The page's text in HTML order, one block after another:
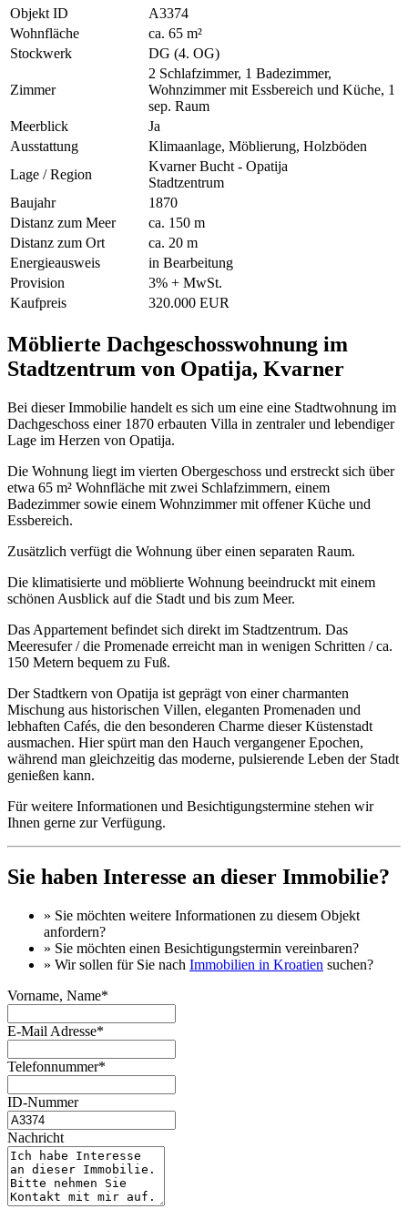
Objekt ID
A3374
Wohnfläche
ca. 65 m²
Stockwerk
DG (4. OG)
Zimmer
2 Schlafzimmer, 1 Badezimmer,
Wohnzimmer mit Essbereich und Küche, 1
sep. Raum
Meerblick
Ja
Ausstattung
Klimaanlage, Möblierung, Holzböden
Lage / Region
Kvarner Bucht - Opatija
Stadtzentrum
Baujahr
1870
Distanz zum Meer
ca. 150 m
Distanz zum Ort
ca. 20 m
Energieausweis
in Bearbeitung
Provision
3% + MwSt.
Kaufpreis
320.000 EUR
Möblierte Dachgeschosswohnung im
Stadtzentrum von Opatija, Kvarner
Bei dieser Immobilie handelt es sich um eine eine Stadtwohnung im
Dachgeschoss einer 1870 erbauten Villa in zentraler und lebendiger
Lage im Herzen von Opatija.
Die Wohnung liegt im vierten Obergeschoss und erstreckt sich über
etwa 65 m² Wohnfläche mit zwei Schlafzimmern, einem
Badezimmer sowie einem Wohnzimmer mit offener Küche und
Essbereich.
Zusätzlich verfügt die Wohnung über einen separaten Raum.
Die klimatisierte und möblierte Wohnung beeindruckt mit einem
schönen Ausblick auf die Stadt und bis zum Meer.
Das Appartement befindet sich direkt im Stadtzentrum. Das
Meeresufer / die Promenade erreicht man in wenigen Schritten / ca.
150 Metern bequem zu Fuß.
Der Stadtkern von Opatija ist geprägt von einer charmanten
Mischung aus historischen Villen, eleganten Promenaden und
lebhaften Cafés, die den besonderen Charme dieser Küstenstadt
ausmachen. Hier spürt man den Hauch vergangener Epochen,
während man gleichzeitig das moderne, pulsierende Leben der Stadt
genießen kann.
Für weitere Informationen und Besichtigungstermine stehen wir
Ihnen gerne zur Verfügung.
Sie haben Interesse an dieser Immobilie?
» Sie möchten weitere Informationen zu diesem Objekt
anfordern?
» Sie möchten einen Besichtigungstermin vereinbaren?
» Wir sollen für Sie nach Immobilien in Kroatien suchen?
Vorname, Name*
E-Mail Adresse*
Telefonnummer*
ID-Nummer
Nachricht